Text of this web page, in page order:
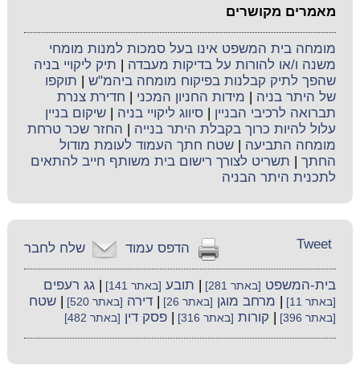
מאמרים מקושרים
מומחה בית המשפט אינו בעל סמכות למנות מומחי
משנה ו/או להורות על בדיקות מעבדה
תיק ליקויי בניה
שהפך לתיק קבלנות בפיקוח מומחה ביהמ"ש
תוקפו
של היתר בניה
מידות החניון המכני
חדירת צנרת
תברואה לרכיבי הבניין |סיווג ליקויי בניה |שיקום בניין
עלול להיות כרוך בקבלת היתר בנייה
החזר שכר טרחת
מומחה התביעה |שטח חתך העמוד לעומת מודול
החתך
תשריט לצורך רישום בית משותף חייב להתאים
לתכנית היתר הבניה
שלח לחבר הדפס עמוד Tweet
בית-המשפט [באתר 281] תובע [באתר 141] |גג רעפים
[באתר 11] מרחב מוגן [באתר 26] |דירה [באתר 520] |שטח
[באתר 396] קורות [באתר 316] |פסק דין [באתר 482]